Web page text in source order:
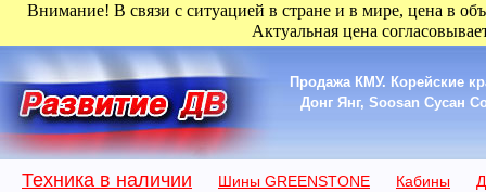
Внимание! В связи с ситуацией в стране и в мире, цена в
Актуальная цена
Продажа КМУ. Корейские
Донг Янг, Soosan Сусан
Техника в наличии Шины GREENSTONE Кабины